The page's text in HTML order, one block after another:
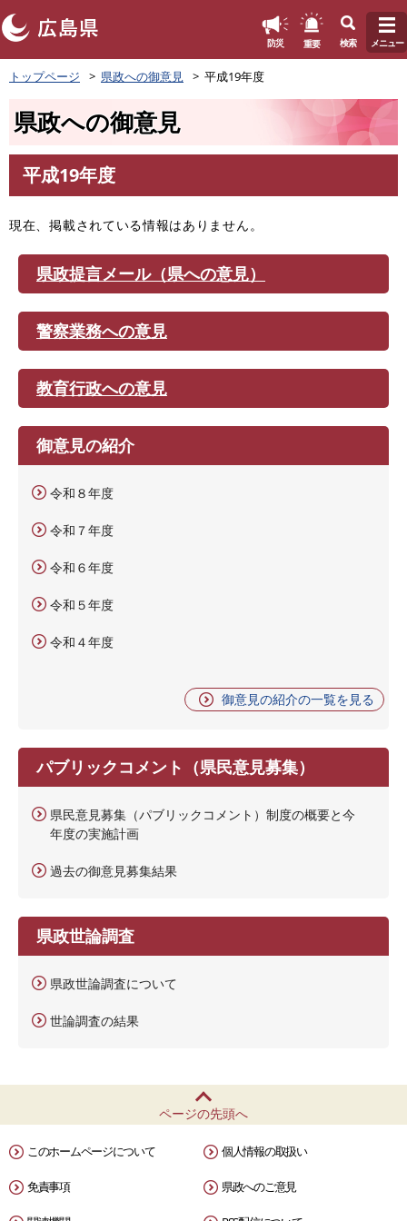
ペ
ー
頭
す
。
防災 重要 検索 メニュー
トップページ 県政への御意見 平成19年度
県政への御意見
文
平成19年度
現在、掲載されている情報はありません。
県政提言メール（県への意見）
警察業務への意見
教育行政への意見
御意見の紹介
令和８年度
令和７年度
令和６年度
令和５年度
令和４年度
御意見の紹介の一覧を見る
パブリックコメント（県民意見募集）
県民意見募集（パブリックコメント）制度の概要と今
年度の実施計画
過去の御意見募集結果
県政世論調査
県政世論調査について
世論調査の結果
ページの先頭へ
このホームページについて 個人情報の取扱い
免責事項 県政へのご意見